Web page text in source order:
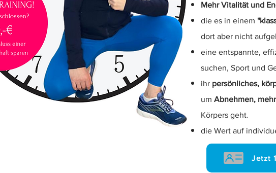
Mehr Vitalität und
die es in einem
dort aber nicht
eine entspannte,
suchen, Sport und
ihr persönliches,
um Abnehmen,
Körpers geht.
die Wert auf
Jetzt